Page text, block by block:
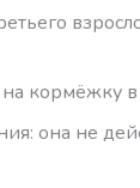
кормёжку в
она не